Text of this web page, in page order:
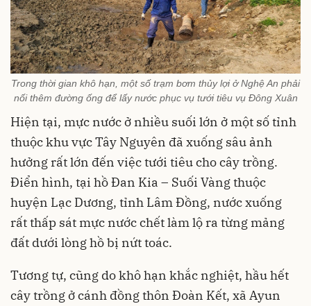
Trong thời gian khô hạn, một số trạm bơm thủy lợi ở Nghệ An phải
nối thêm đường ống để lấy nước phục vụ tưới tiêu vụ Đông Xuân
Hiện tại, mực nước ở nhiều suối lớn ở một số tỉnh
thuộc khu vực Tây Nguyên đã xuống sâu ảnh
hưởng rất lớn đến việc tưới tiêu cho cây trồng.
Điển hình, tại hồ Đan Kia – Suối Vàng thuộc
huyện Lạc Dương, tỉnh Lâm Đồng, nước xuống
rất thấp sát mực nước chết làm lộ ra từng mảng
đất dưới lòng hồ bị nứt toác.
Tương tự, cũng do khô hạn khắc nghiệt, hầu hết
cây trồng ở cánh đồng thôn Đoàn Kết, xã Ayun